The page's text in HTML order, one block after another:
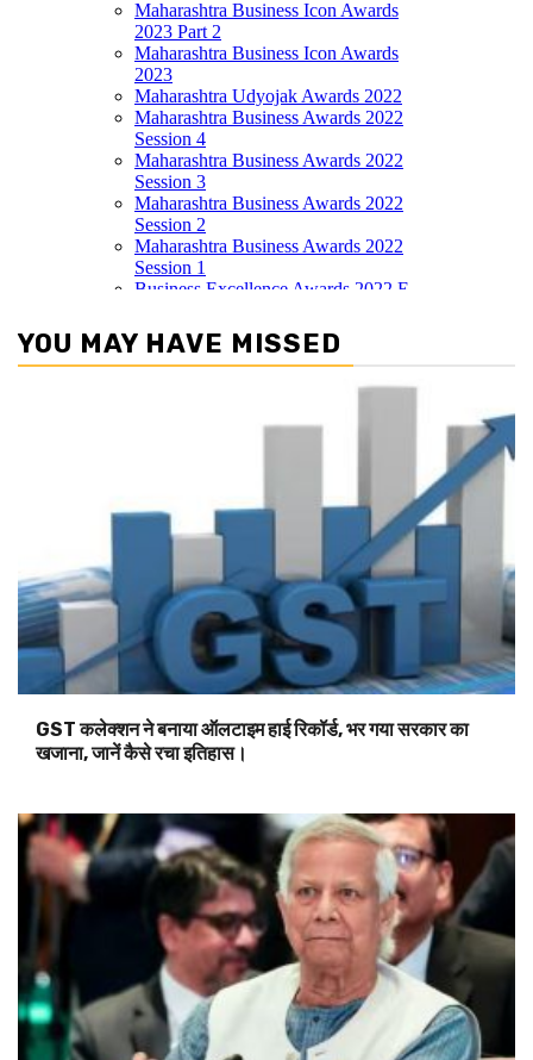
YOU MAY HAVE MISSED
GST कलेक्शन ने बनाया ऑलटाइम हाई रिकॉर्ड, भर गया सरकार का
खजाना, जानें कैसे रचा इतिहास।